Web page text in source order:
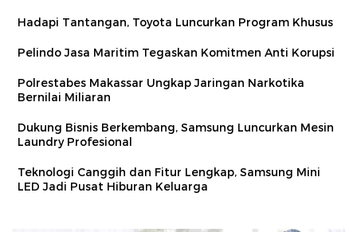
Hadapi Tantangan, Toyota Luncurkan Program Khusus
Pelindo Jasa Maritim Tegaskan Komitmen Anti Korupsi
Polrestabes Makassar Ungkap Jaringan Narkotika
Bernilai Miliaran
Dukung Bisnis Berkembang, Samsung Luncurkan Mesin
Laundry Profesional
Teknologi Canggih dan Fitur Lengkap, Samsung Mini
LED Jadi Pusat Hiburan Keluarga